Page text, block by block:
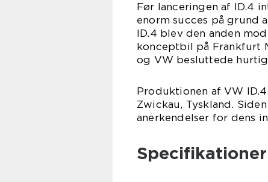
Før lanceringen af ID.4
enorm succes på grund
ID.4 blev den anden
konceptbil på Frankfurt
og VW besluttede
Produktionen af VW
Zwickau, Tyskland.
anerkendelser for dens